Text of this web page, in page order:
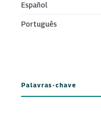
Español
Português
Palavras-chave